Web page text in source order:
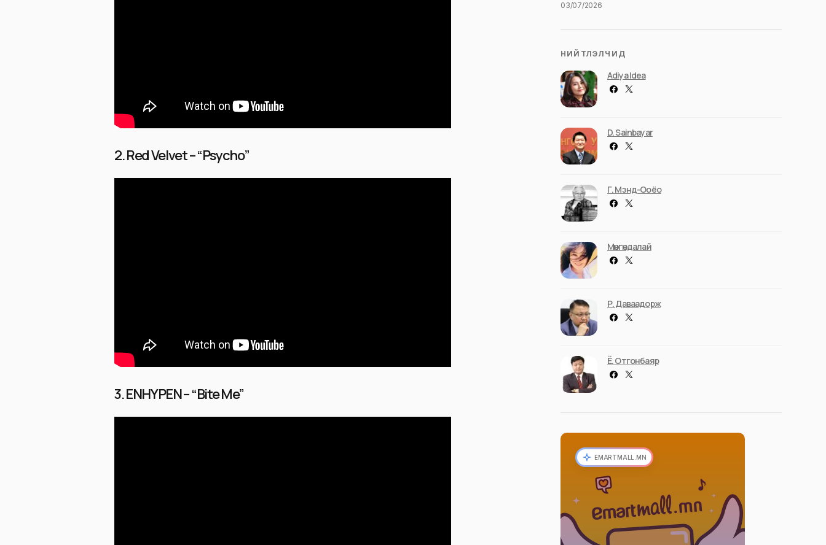
2. Red Velvet – “Psycho”
3. ENHYPEN – “Bite Me”
03/07/2026
НИЙТЛЭЛЧИД
Adiya Idea
D. Sainbayar
Г. Мэнд-Ооёо
Мөнгөндалай
Р. Даваадорж
Ё. Отгонбаяр
EMARTMALL.MN